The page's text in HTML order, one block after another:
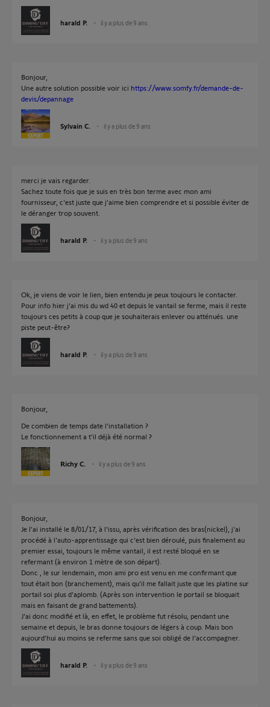
harald P. il y a plus de 9 ans
Bonjour,
Une autre solution possible voir ici https://www.somfy.fr/demande-de-
devis/depannage
Sylvain C. il y a plus de 9 ans
merci je vais regarder.
Sachez toute fois que je suis en très bon terme avec mon ami
fournisseur, c'est juste que j'aime bien comprendre et si possible éviter de
le déranger trop souvent.
harald P. il y a plus de 9 ans
Ok, je viens de voir le lien, bien entendu je peux toujours le contacter.
Pour info hier j'ai mis du wd 40 et depuis le vantail se ferme, mais il reste
toujours ces petits à coup que je souhaiterais enlever ou atténués. une
piste peut-être?
harald P. il y a plus de 9 ans
Bonjour,
De combien de temps date l'installation ?
Le fonctionnement a t'il déjà été normal ?
Richy C. il y a plus de 9 ans
Bonjour,
Je l'ai installé le 8/01/17, à l'issu, après vérification des bras(nickel), j'ai
procédé à l'auto-apprentissage qui c'est bien déroulé, puis finalement au
premier essai, toujours le même vantail, il est resté bloqué en se
refermant (à environ 1 mètre de son départ).
Donc , le sur lendemain, mon ami pro est venu en me confirmant que
tout était bon (branchement), mais qu'il me fallait juste que les platine sur
portail soi plus d'aplomb. (Après son intervention le portail se bloquait
mais en faisant de grand battements).
J'ai donc modifié et là, en effet, le problème fut résolu, pendant une
semaine et depuis, le bras donne toujours de légers à coup. Mais bon
aujourd'hui au moins se referme sans que soi obligé de l'accompagner.
harald P. il y a plus de 9 ans